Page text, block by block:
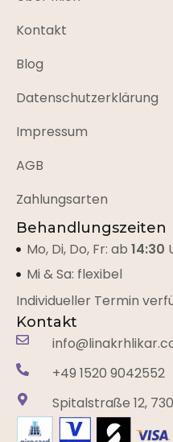
Kontakt
Blog
Datenschutzerklärung
Impressum
AGB
Zahlungsarten
Behandlungszeiten
Mo, Di, Do, Fr: ab 14:30
Mi & Sa: flexibel
Individueller Termin
Kontakt
+49 1520 9042552‬
Spitalstraße 12,